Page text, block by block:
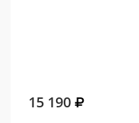
15 190